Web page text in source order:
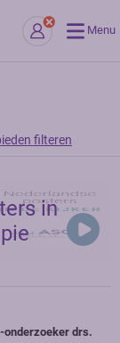
Menu
filteren
in
onderzoeker drs.